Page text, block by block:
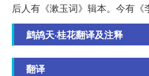
后人有《漱玉词》辑本。今有《
鹧鸪天·桂花翻译及注释
翻译